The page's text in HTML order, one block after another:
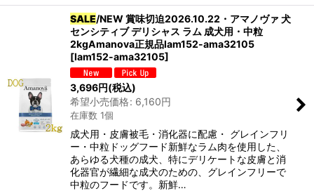
SALE/NEW 賞味切迫2026.10.22・アマノヴァ 犬
センシティブ デリシャス ラム 成犬用・中粒
2kgAmanova正規品lam152-ama32105
[lam152-ama32105]
3,696円(税込)
希望小売価格: 6,160円
在庫数 1個
成犬用・皮膚被毛・消化器に配慮・ グレインフリ
ー・中粒ドッグフード新鮮なラム肉を使用した、
あらゆる犬種の成犬、特にデリケートな皮膚と消
化器官が繊細な成犬のための、グレインフリーで
中粒のフードです。新鮮…